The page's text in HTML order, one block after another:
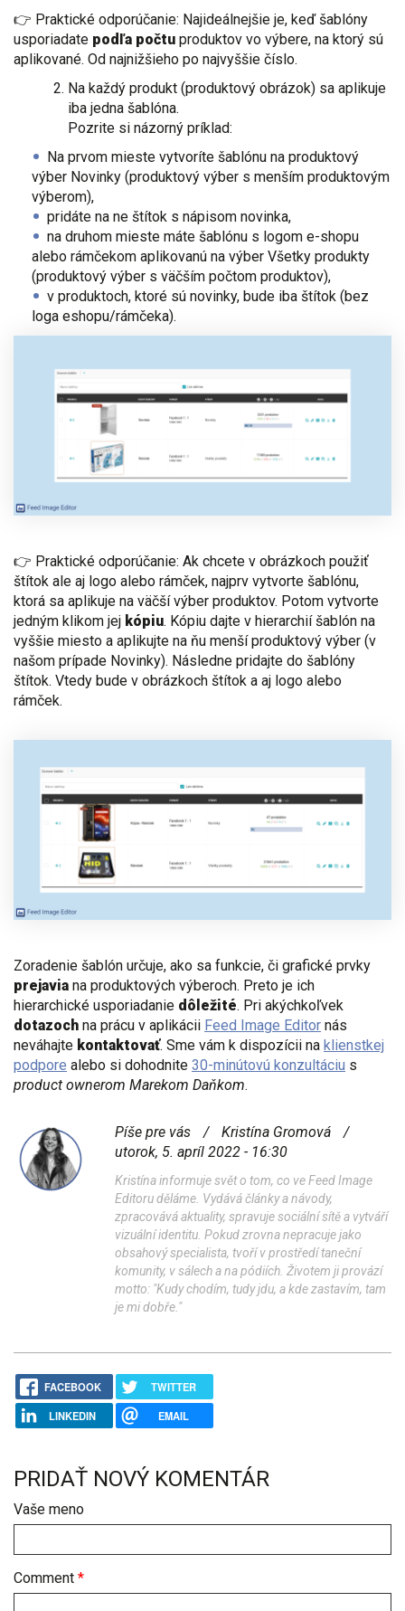
👉 Praktické odporúčanie: Najideálnejšie je, keď šablóny
usporiadate podľa počtu produktov vo výbere, na ktorý sú
aplikované. Od najnižšieho po najvyššie číslo.
Na každý produkt (produktový obrázok) sa aplikuje
iba jedna šablóna.
Pozrite si názorný príklad:
Na prvom mieste vytvoríte šablónu na produktový
výber Novinky (produktový výber s menším produktovým
výberom),
pridáte na ne štítok s nápisom novinka,
na druhom mieste máte šablónu s logom e-shopu
alebo rámčekom aplikovanú na výber Všetky produkty
(produktový výber s väčším počtom produktov),
v produktoch, ktoré sú novinky, bude iba štítok (bez
loga eshopu/rámčeka).
👉 Praktické odporúčanie: Ak chcete v obrázkoch použiť
štítok ale aj logo alebo rámček, najprv vytvorte šablónu,
ktorá sa aplikuje na väčší výber produktov. Potom vytvorte
jedným klikom jej kópiu. Kópiu dajte v hierarchií šablón na
vyššie miesto a aplikujte na ňu menší produktový výber (v
našom prípade Novinky). Následne pridajte do šablóny
štítok. Vtedy bude v obrázkoch štítok a aj logo alebo
rámček.
Zoradenie šablón určuje, ako sa funkcie, či grafické prvky
prejavia na produktových výberoch. Preto je ich
hierarchické usporiadanie dôležité. Pri akýchkoľvek
dotazoch na prácu v aplikácii Feed Image Editor nás
neváhajte kontaktovať. Sme vám k dispozícii na klienstkej
podpore alebo si dohodnite 30-minútovú konzultáciu s
product ownerom Marekom Daňkom.
Píše pre vás / Kristína Gromová
/
utorok, 5. apríl 2022 - 16:30
Kristína informuje svět o tom, co ve Feed Image
Editoru děláme. Vydává články a návody,
zpracovává aktuality, spravuje sociální sítě a vytváří
vizuální identitu. Pokud zrovna nepracuje jako
obsahový specialista, tvoří v prostředí taneční
komunity, v sálech a na pódiích. Životem ji provází
motto: "Kudy chodím, tudy jdu, a kde zastavím, tam
je mi dobře."
FACEBOOK
TWITTER
LINKEDIN
EMAIL
PRIDAŤ NOVÝ KOMENTÁR
Vaše meno
Comment *